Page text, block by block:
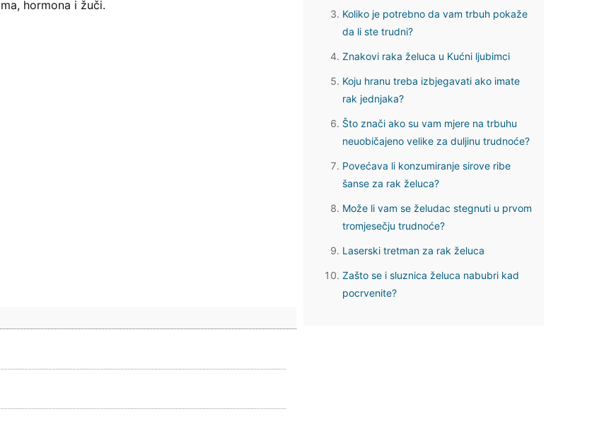
hormona i žuči.
Koliko je potrebno da vam trbuh pokaže
da li ste trudni?
Znakovi raka želuca u Kućni ljubimci
Koju hranu treba izbjegavati ako imate
rak jednjaka?
Što znači ako su vam mjere na trbuhu
neuobičajeno velike za duljinu trudnoće?
Povećava li konzumiranje sirove ribe
šanse za rak želuca?
Može li vam se želudac stegnuti u prvom
tromjesečju trudnoće?
Laserski tretman za rak želuca
Zašto se i sluznica želuca nabubri kad
pocrvenite?